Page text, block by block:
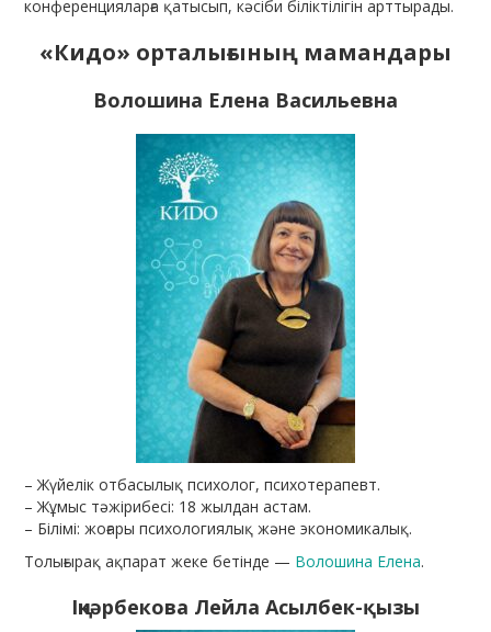
конференцияларға қатысып, кәсіби біліктілігін арттырады.
«Кидо» орталығының мамандары
Волошина Елена Васильевна
– Жүйелік отбасылық психолог, психотерапевт.
– Жұмыс тәжірибесі: 18 жылдан астам.
– Білімі: жоғары психологиялық және экономикалық.
Толығырақ ақпарат жеке бетінде — Волошина Елена.
Іңкәрбекова Лейла Асылбек-қызы